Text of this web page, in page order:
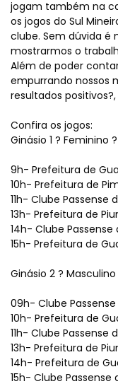
jogam também na
os jogos do Sul
clube. Sem dúvida é
mostrarmos o
Além de poder
empurrando nossos
resultados
Confira os jogos:
Ginásio 1 ? Feminino
9h- Prefeitura de
10h- Prefeitura de
11h- Clube
13h- Prefeitura de
14h- Clube
15h- Prefeitura de
Ginásio 2 ? Masculino
09h- Clube
10h- Prefeitura de
11h- Clube
13h- Prefeitura de
14h- Prefeitura de
15h- Clube